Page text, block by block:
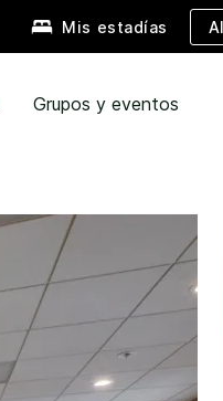
Mis estadías
Grupos y eventos